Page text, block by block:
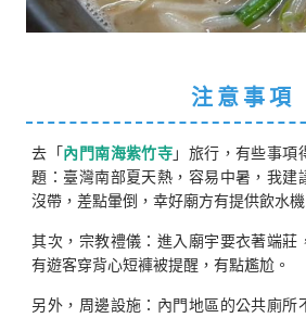
注意事項
去「內門南海紫竹寺」旅行，有些事項
題：臺灣南部夏天熱，容易中暑，我建
沒帶，差點暈倒，幸好廟方有提供飲水機
其次，宗教禮儀：進入廟宇要衣著端莊
有遊客穿背心短褲被提醒，有點尷尬。
另外，周邊設施：內門地區的公共廁所